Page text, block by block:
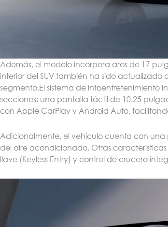
Además, el modelo incorpora aros de 17
interior del SUV también ha sido
segmento.El sistema de
secciones: una pantalla táctil de 10.25
con Apple CarPlay y Android Auto,
Adicionalmente, el vehículo cuenta con
del aire acondicionado. Otras
llave (Keyless Entry) y control de crucero